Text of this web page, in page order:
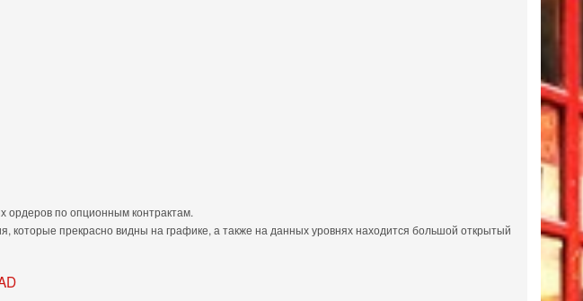
ордеров по опционным контрактам.
прекрасно видны на графике, а также на данных уровнях находится большой открытый